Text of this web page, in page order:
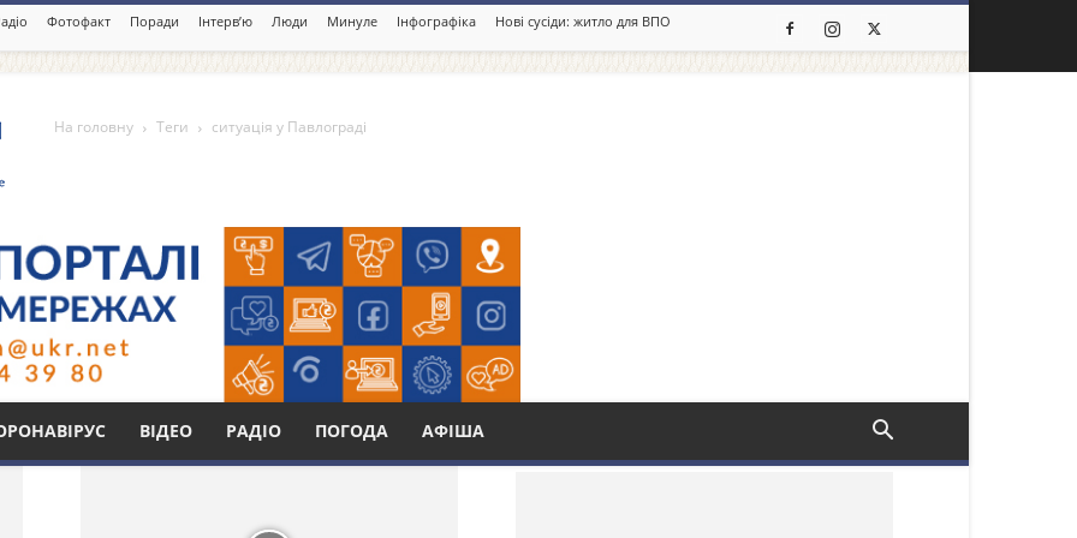
Фотофакт Поради Інтерв’ю Люди Минуле Інфографіка Нові сусіди: житло для ВПО
ВІДЕО РАДІО ПОГОДА АФІША
На головну Теги ситуація у Павлограді